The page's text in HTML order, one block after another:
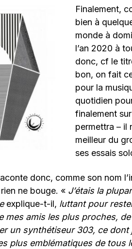
Finalement,
bien à
monde à
l’an 2020 à
donc, cf le
bon, on fait
pour la
quotidien
finalement
permettra – il
meilleur du
ses essais
donc, comme son nom
ne bouge. « J’étais la
explique-t-il, luttant pour
mes amis les plus proches,
un synthétiseur 303, ce dont
plus emblématiques de tous